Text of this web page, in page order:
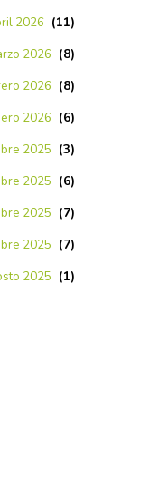
2026 (11)
2026 (8)
2026 (8)
2026 (6)
2025 (3)
2025 (6)
2025 (7)
2025 (7)
2025 (1)